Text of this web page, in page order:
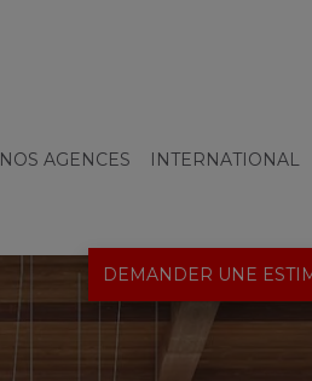
NOS AGENCES INTERNATIONAL
DEMANDER UNE